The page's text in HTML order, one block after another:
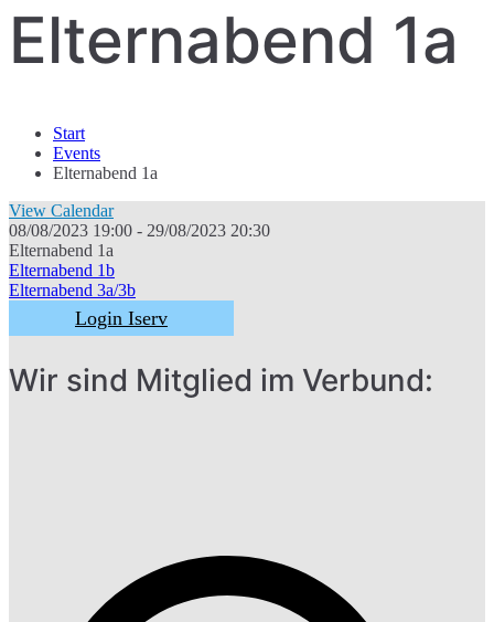
Elternabend 1a
Start
Events
Elternabend 1a
View Calendar
08/08/2023 19:00 - 29/08/2023 20:30
Elternabend 1a
Elternabend 1b
Elternabend 3a/3b
Login Iserv
Wir sind Mitglied im Verbund: